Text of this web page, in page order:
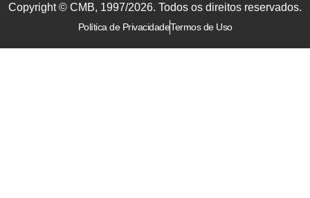
Copyright © CMB, 1997/2026. Todos os direitos reservados.
Política de PrivacidadeTermos de Uso